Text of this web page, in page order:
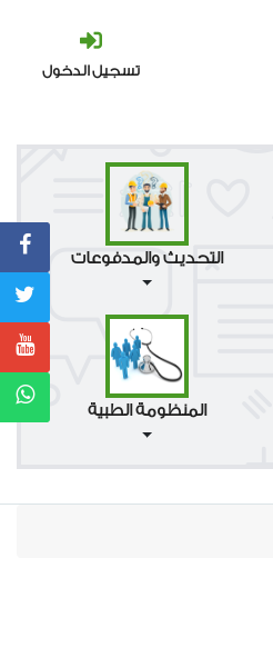
تسجيل الدخول
التحديث والمدفوعات
المنظومة الطبية